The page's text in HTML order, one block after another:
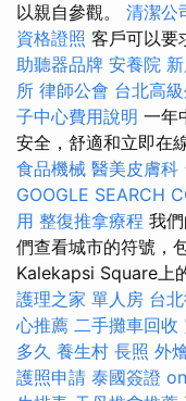
以親自參觀。 清潔公
資格證照 客戶可以要
助聽器品牌 安養院
所 律師公會 台北高
子中心費用說明 一年
安全，舒適和立即在
食品機械 醫美皮膚科
GOOGLE SEARCH
用 整復推拿療程 我
們查看城市的符號，
Kalekapsi Square上
護理之家 單人房 台
心推薦 二手攤車回收
多久 養生村 長照 外
護照申請 泰國簽證